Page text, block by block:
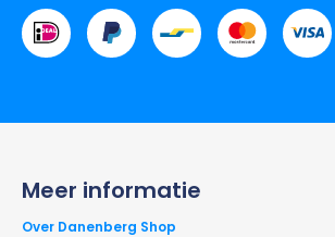
Meer informatie
Over Danenberg Shop